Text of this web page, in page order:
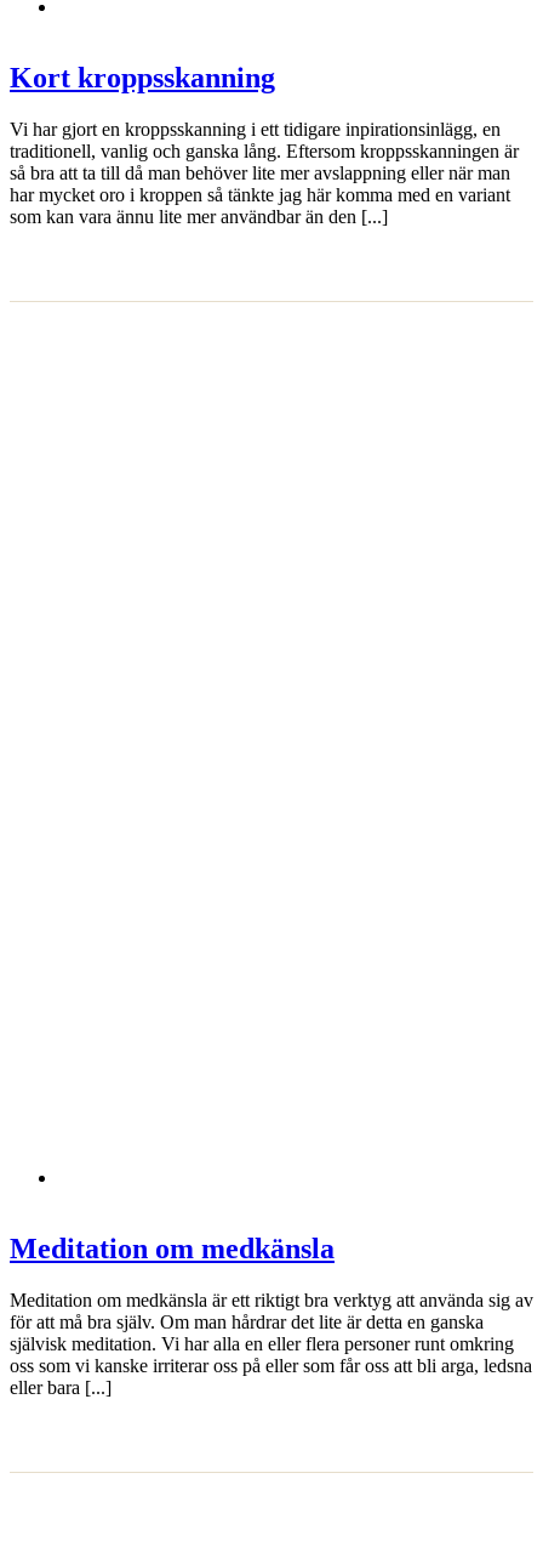
Kort kroppsskanning
Vi har gjort en kroppsskanning i ett tidigare inpirationsinlägg, en
traditionell, vanlig och ganska lång. Eftersom kroppsskanningen är
så bra att ta till då man behöver lite mer avslappning eller när man
har mycket oro i kroppen så tänkte jag här komma med en variant
som kan vara ännu lite mer användbar än den [...]
Meditation om medkänsla
Meditation om medkänsla är ett riktigt bra verktyg att använda sig av
för att må bra själv. Om man hårdrar det lite är detta en ganska
självisk meditation. Vi har alla en eller flera personer runt omkring
oss som vi kanske irriterar oss på eller som får oss att bli arga, ledsna
eller bara [...]